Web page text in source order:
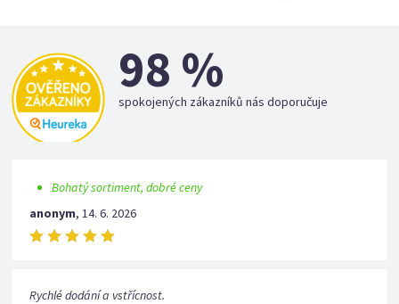
98 %
spokojených zákazníků nás doporučuje
Bohatý sortiment, dobré ceny
anonym,14. 6. 2026
Rychlé dodání a vstřícnost.